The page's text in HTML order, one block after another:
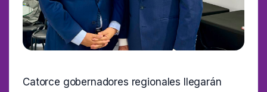
Catorce gobernadores regionales llegarán